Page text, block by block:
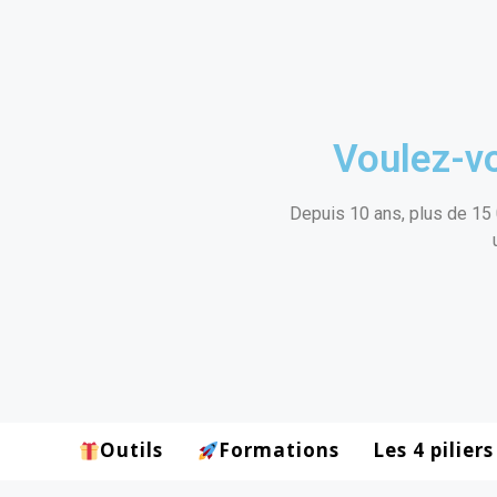
Voulez-
Depuis 10 ans, plus de
Outils Formations Les 4 piliers